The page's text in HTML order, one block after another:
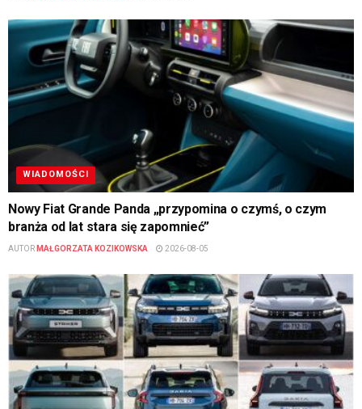
WIADOMOŚCI
Nowy Fiat Grande Panda „przypomina o czymś, o czym
branża od lat stara się zapomnieć”
AUTOR MAŁGORZATA KOZIKOWSKA 2026-08-05